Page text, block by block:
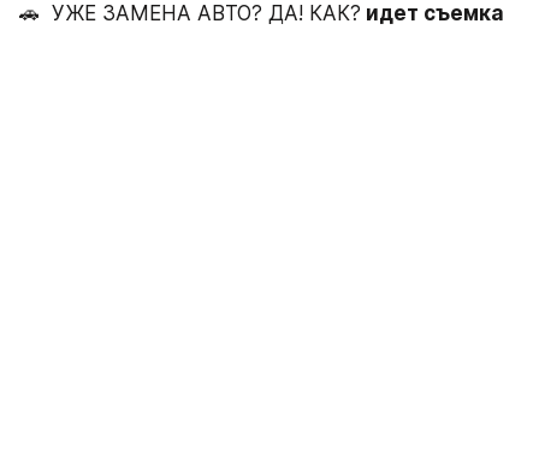
🚗  УЖЕ ЗАМЕНА АВТО? ДА! КАК? идет съемка